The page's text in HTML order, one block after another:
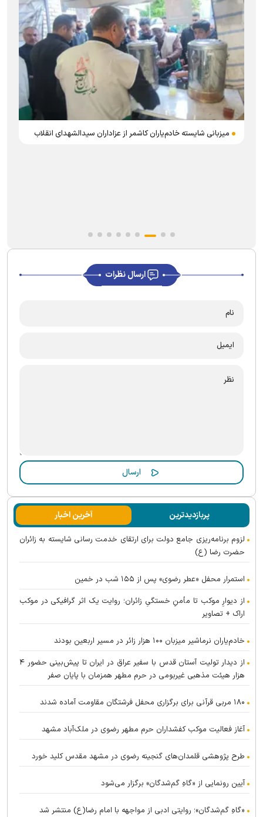
میزبانی شایسته خادم‌یاران کاشمر از عزاداران سیدالشهدای انقلاب
ارسال نظرات
پربازدیدترین آخرین اخبار
لزوم برنامه‌ریزی جامع دولت برای ارتقای خدمت رسانی شایسته به زائران
حضرت رضا (ع)
استمرار محفل «عطر رضوی» پس از ۱۵۵ شب در خمین
از دیوارِ موکب تا مأمنِ خستگیِ زائران؛ روایت یک اثر گرافیکی در موکب
اراک + تصاویر
خادم‌یاران نرماشیر میزبان ۱۰۰ هزار زائر در مسیر اربعین بودند
از دیدار تولیت آستان قدس با سفیر عراق در ایران تا پیش‌بینی حضور ۴
هزار هیئت مذهبی غیربومی در حرم مطهر همزمان با پایان صفر
۱۸۰ مربی قرآنی برای برگزاری محفل فرشتگان مقاومت آماده شدند
آغاز فعالیت موکب کفشداران حرم مطهر رضوی در ملک‌آباد مشهد
طرح پژوهشی قلمدان‌های گنجینه رضوی در مشهد مقدس کلید خورد
آیین رونمایی از «گاهِ گم‌شدگان» برگزار می‌شود
«گاهِ گم‌شدگان»؛ روایتی ادبی از مواجهه با امام رضا(ع) منتشر شد